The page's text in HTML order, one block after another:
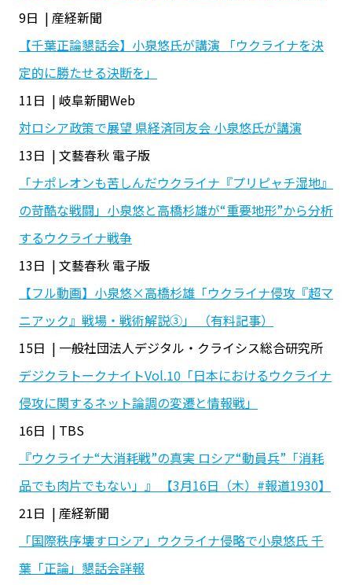
9日 | 産経新聞
【千葉正論懇話会】小泉悠氏が講演 「ウクライナを決
定的に勝たせる決断を」
11日 | 岐阜新聞Web
対ロシア政策で展望 県経済同友会 小泉悠氏が講演
13日 | 文藝春秋 電子版
「ナポレオンも苦しんだウクライナ『プリピャチ湿地』
の苛酷な戦闘」小泉悠と高橋杉雄が“重要地形”から分析
するウクライナ戦争
13日 | 文藝春秋 電子版
【フル動画】小泉悠×高橋杉雄「ウクライナ侵攻『超マ
ニアック』戦場・戦術解説③」 （有料記事）
15日 | 一般社団法人デジタル・クライシス総合研究所
デジクラトークナイトVol.10「日本におけるウクライナ
侵攻に関するネット論調の変遷と情報戦」
16日 | TBS
『ウクライナ“大消耗戦”の真実 ロシア“動員兵”「消耗
品でも肉片でもない」』 【3月16日（木）#報道1930】
21日 | 産経新聞
「国際秩序壊すロシア」ウクライナ侵略で小泉悠氏 千
葉「正論」懇話会詳報